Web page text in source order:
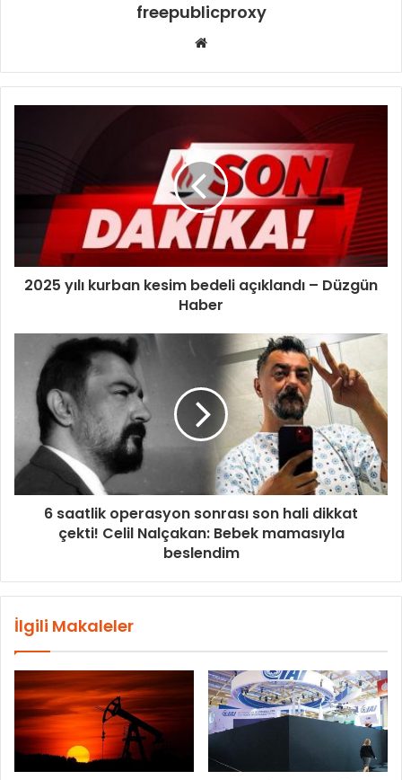
freepublicproxy
Web
2025 yılı kurban kesim bedeli açıklandı – Düzgün
Haber
6 saatlik operasyon sonrası son hali dikkat
çekti! Celil Nalçakan: Bebek mamasıyla
beslendim
İlgili Makaleler